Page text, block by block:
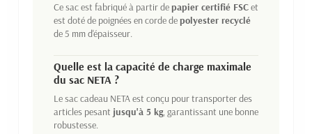
Ce sac est fabriqué à partir depapier certifié FSCet
est doté de poignées en corde depolyester recyclé
de 5 mm d'épaisseur.
Quelle est la capacité de charge maximale
du sac NETA ?
Le sac cadeau NETA est conçu pour transporter des
articles pesant jusqu'à 5 kg, garantissant une bonne
robustesse.